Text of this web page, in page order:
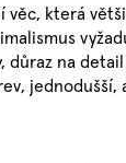
věc, která
důraz na detail
jednodušší,